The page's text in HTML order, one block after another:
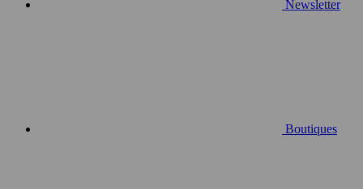
Newsletter
Boutiques